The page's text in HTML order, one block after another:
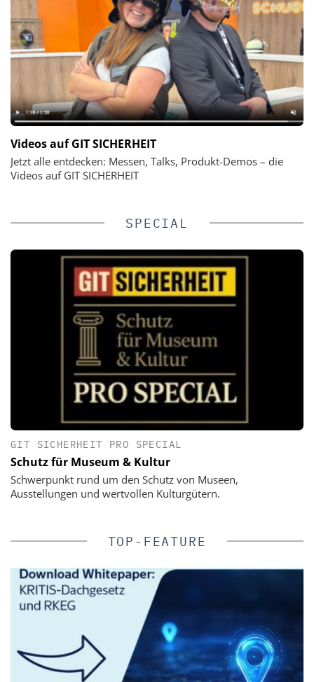
Videos auf GIT SICHERHEIT
Jetzt alle entdecken: Messen, Talks, Produkt-Demos – die
Videos auf GIT SICHERHEIT
SPECIAL
GIT SICHERHEIT PRO SPECIAL
Schutz für Museum & Kultur
Schwerpunkt rund um den Schutz von Museen,
Ausstellungen und wertvollen Kulturgütern.
TOP-FEATURE